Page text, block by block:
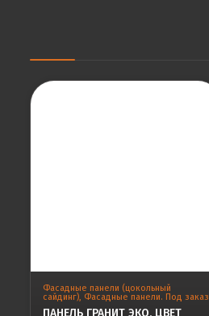
Фасадные панели (цокольный
сайдинг), Фасадные панели. Под заказ
ПАНЕЛЬ ГРАНИТ ЭКО, ЦВЕТ